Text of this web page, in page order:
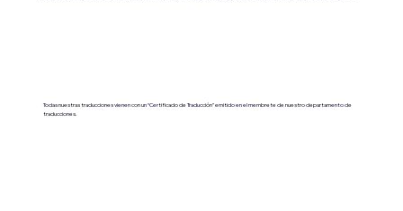
Todas nuestras traducciones vienen con un “Certificado de Traducción” emitido en el membrete de nuestro departamento de
traducciones.